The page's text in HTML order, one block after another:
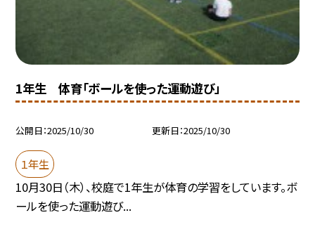
1年生 体育「ボールを使った運動遊び」
公開日 2025/10/30 更新日 2025/10/30
１年生
10月30日（木）、校庭で1年生が体育の学習をしています。ボ
ールを使った運動遊び...